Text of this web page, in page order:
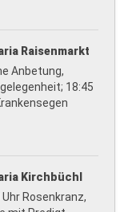
Raisenmarkt
Anbetung,
18:45
Kirchbüchl
Rosenkranz,